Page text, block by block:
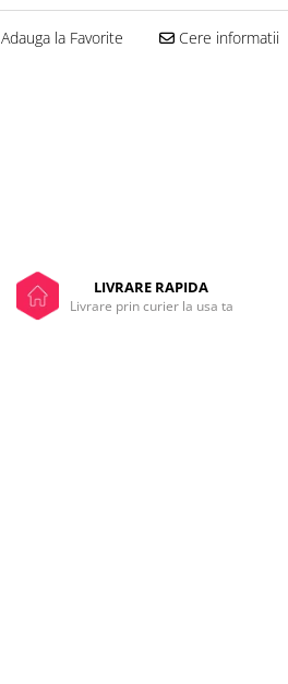
Adauga la Favorite Cere informatii
LIVRARE RAPIDA
Livrare prin curier la usa ta